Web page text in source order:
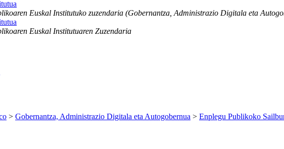
Euskal Institutuko zuzendaria (Gobernantza, Administrazio Digitala eta
Euskal Institutuaren Zuzendaria
> Gobernantza, Administrazio Digitala eta Autogobernua > Enplegu Publikoko